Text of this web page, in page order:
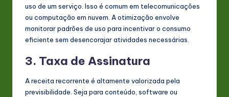
uso de um serviço. Isso é comum em telecomunicações
ou computação em nuvem. A otimização envolve
monitorar padrões de uso para incentivar o consumo
eficiente sem desencorajar atividades necessárias.
3. Taxa de Assinatura
A receita recorrente é altamente valorizada pela
previsibilidade. Seja para conteúdo, software ou